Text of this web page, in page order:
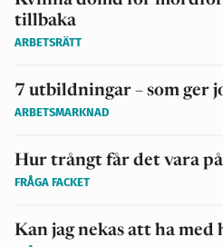
tillbaka
ARBETSRÄTT
7 utbildningar – som ger
ARBETSMARKNAD
Hur trångt får det vara
FRÅGA FACKET
Kan jag nekas att ha med